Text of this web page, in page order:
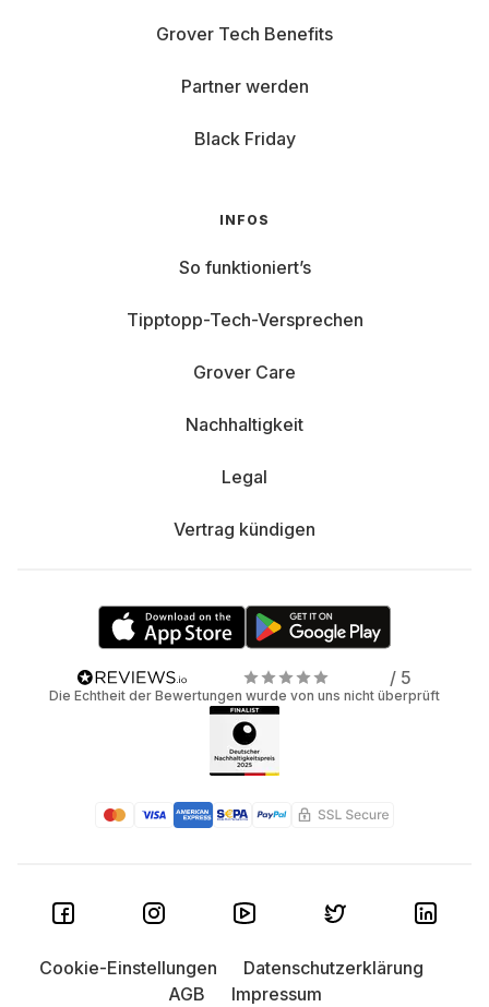
Grover Tech Benefits
Partner werden
Black Friday
INFOS
So funktioniert’s
Tipptopp-Tech-Versprechen
Grover Care
Nachhaltigkeit
Legal
Vertrag kündigen
/ 5
Die Echtheit der Bewertungen wurde von uns nicht überprüft
Cookie-Einstellungen
Datenschutzerklärung
AGB
Impressum